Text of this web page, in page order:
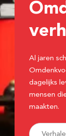
Al jaren
dagelijks
mensen
maakten.